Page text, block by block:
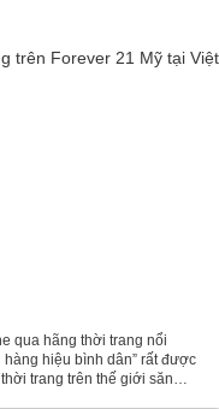
qua hãng thời trang nổi
hiệu bình dân” rất được
trang trên thế giới săn